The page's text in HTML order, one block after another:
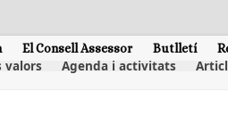
El Consell Assessor Butlletí
valors Agenda i activitats